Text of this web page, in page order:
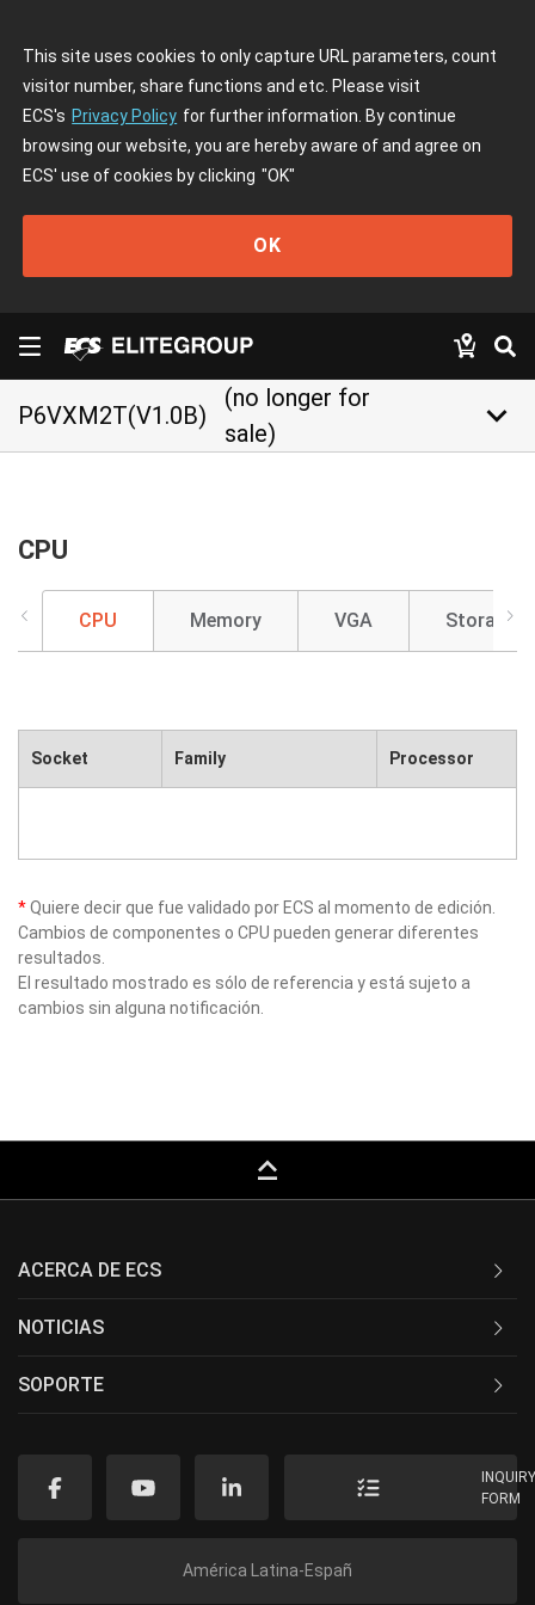
This site uses cookies to only capture URL parameters, count
visitor number, share functions and etc. Please visit
ECS's Privacy Policy for further information. By continue
browsing our website, you are hereby aware of and agree on
ECS' use of cookies by clicking "OK"
OK
P6VXM2T(V1.0B)
(no longer for
sale)
keyboard_arrow_down
CPU
CPU Memory VGA Storage
Socket Family Processor
*Quiere decir que fue validado por ECS al momento de edición.
Cambios de componentes o CPU pueden generar diferentes
resultados.
El resultado mostrado es sólo de referencia y está sujeto a
cambios sin alguna notificación.
keyboard_capslock
ACERCA DE ECS
NOTICIAS
SOPORTE
FORM
América Latina-Españ